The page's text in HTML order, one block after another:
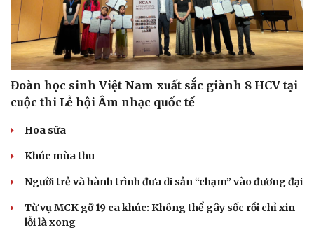
Đoàn học sinh Việt Nam xuất sắc giành 8 HCV tại
cuộc thi Lễ hội Âm nhạc quốc tế
Hoa sữa
Khúc mùa thu
Người trẻ và hành trình đưa di sản “chạm” vào đương đại
Từ vụ MCK gỡ 19 ca khúc: Không thể gây sốc rồi chỉ xin
lỗi là xong